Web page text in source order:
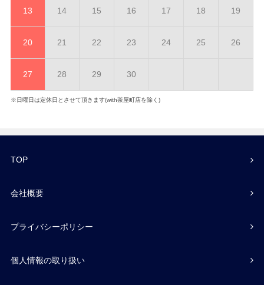
13 14 15 16 17 18 19
20 21 22 23 24 25 26
27 28 29 30
※日曜日は定休日とさせて頂きます(with茶屋町店を除く)
TOP
会社概要
プライバシーポリシー
個人情報の取り扱い